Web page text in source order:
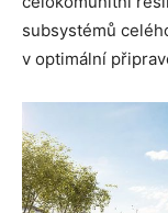
subsystémů
v optimální